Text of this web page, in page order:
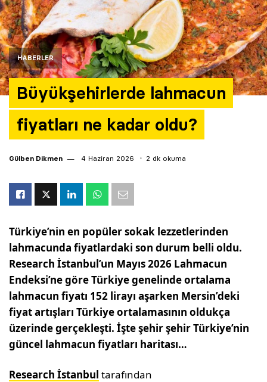
HABERLER
Büyükşehirlerde lahmacun
fiyatları ne kadar oldu?
Gülben Dikmen 4 Haziran 2026 2 dk okuma
Türkiye’nin en popüler sokak lezzetlerinden
lahmacunda fiyatlardaki son durum belli oldu.
Research İstanbul’un Mayıs 2026 Lahmacun
Endeksi’ne göre Türkiye genelinde ortalama
lahmacun fiyatı 152 lirayı aşarken Mersin’deki
fiyat artışları Türkiye ortalamasının oldukça
üzerinde gerçekleşti. İşte şehir şehir Türkiye’nin
güncel lahmacun fiyatları haritası…
Research İstanbul tarafından